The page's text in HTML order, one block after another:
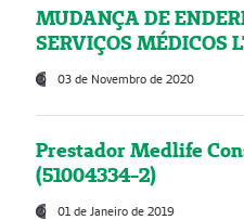
MUDANÇA DE
SERVIÇOS MÉDICOS
03 de Novembro de 2020
Prestador Medlife
(51004334-2)
01 de Janeiro de 2019